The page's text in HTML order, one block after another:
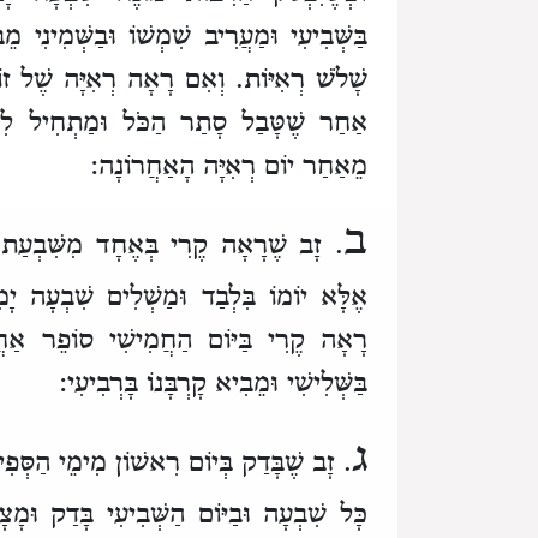
בַּשְּׁבִיעִי וּמַעֲרִיב שִׁמְשׁוֹ וּבַשְּׁמִינִי
שָׁלֹשׁ רְאִיּוֹת. וְאִם רָאָה רְאִיָּה שֶׁל
אַחַר שֶׁטָּבַל סָתַר הַכֹּל וּמַתְחִיל
מֵאַחַר יוֹם רְאִיָּה הָאַחֲרוֹנָה:
ב. זָב שֶׁרָאָה קֶרִי בְּאֶחָד מִשִּׁבְעַת
אֶלָּא יוֹמוֹ בִּלְבַד וּמַשְׁלִים שִׁבְעָה
רָאָה קֶרִי בַּיּוֹם הַחֲמִישִׁי סוֹפֵר
בַּשְּׁלִישִׁי וּמֵבִיא קָרְבָּנוֹ בָּרְבִיעִי:
ג. זָב שֶׁבָּדַק בְּיוֹם רִאשׁוֹן מִימֵי
כָּל שִׁבְעָה וּבַיּוֹם הַשְּׁבִיעִי בָּדַק